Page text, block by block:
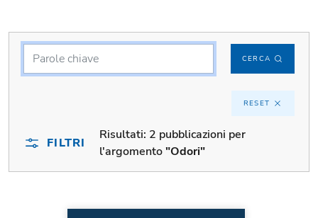
CERCA
RESET
FILTRI
Risultati: 2 pubblicazioni per
l'argomento"Odori"